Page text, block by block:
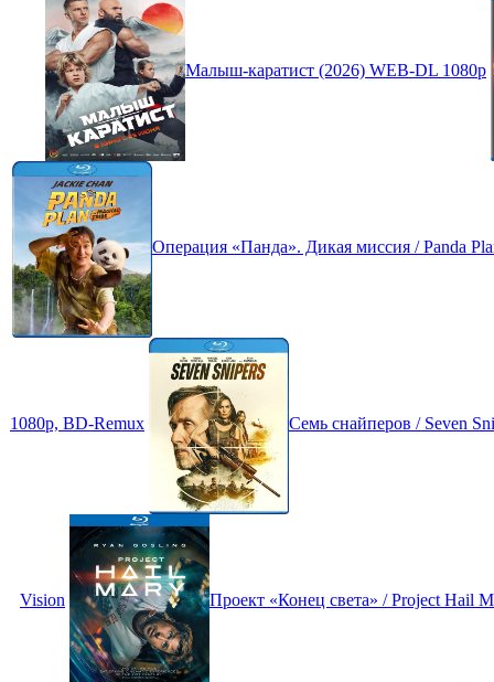
Малыш-каратист (2026) WEB-DL 1080p
Операция «Панда». Дикая миссия / Panda
1080p, BD-Remux Семь снайперов / Seven
Vision Проект «Конец света» / Project Hail